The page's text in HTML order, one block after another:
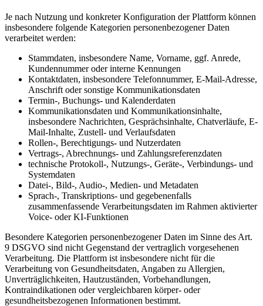
Je nach Nutzung und konkreter Konfiguration der Plattform können
insbesondere folgende Kategorien personenbezogener Daten
verarbeitet werden:
Stammdaten, insbesondere Name, Vorname, ggf. Anrede,
Kundennummer oder interne Kennungen
Kontaktdaten, insbesondere Telefonnummer, E-Mail-Adresse,
Anschrift oder sonstige Kommunikationsdaten
Termin-, Buchungs- und Kalenderdaten
Kommunikationsdaten und Kommunikationsinhalte,
insbesondere Nachrichten, Gesprächsinhalte, Chatverläufe, E-
Mail-Inhalte, Zustell- und Verlaufsdaten
Rollen-, Berechtigungs- und Nutzerdaten
Vertrags-, Abrechnungs- und Zahlungsreferenzdaten
technische Protokoll-, Nutzungs-, Geräte-, Verbindungs- und
Systemdaten
Datei-, Bild-, Audio-, Medien- und Metadaten
Sprach-, Transkriptions- und gegebenenfalls
zusammenfassende Verarbeitungsdaten im Rahmen aktivierter
Voice- oder KI-Funktionen
Besondere Kategorien personenbezogener Daten im Sinne des Art.
9 DSGVO sind nicht Gegenstand der vertraglich vorgesehenen
Verarbeitung. Die Plattform ist insbesondere nicht für die
Verarbeitung von Gesundheitsdaten, Angaben zu Allergien,
Unverträglichkeiten, Hautzuständen, Vorbehandlungen,
Kontraindikationen oder vergleichbaren körper- oder
gesundheitsbezogenen Informationen bestimmt.